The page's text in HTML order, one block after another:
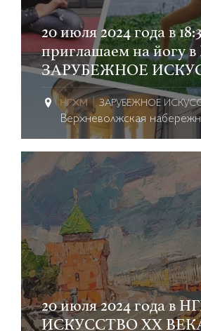
20 июля 2024 года в
приглашаем на йогу
ЗАРУБЕЖНОЕ
ЗАРУБЕЖНОЕ
Верхневолжская
20 июля 2024 года в
ИСКУССТВО XX